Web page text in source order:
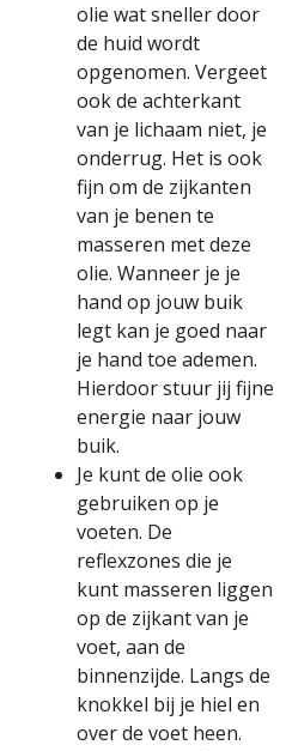
olie wat sneller door
de huid wordt
opgenomen. Vergeet
ook de achterkant
van je lichaam niet, je
onderrug. Het is ook
fijn om de zijkanten
van je benen te
masseren met deze
olie. Wanneer je je
hand op jouw buik
legt kan je goed naar
je hand toe ademen.
Hierdoor stuur jij fijne
energie naar jouw
buik.
Je kunt de olie ook
gebruiken op je
voeten. De
reflexzones die je
kunt masseren liggen
op de zijkant van je
voet, aan de
binnenzijde. Langs de
knokkel bij je hiel en
over de voet heen.